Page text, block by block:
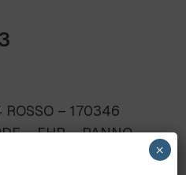
– 170346
– FHP – PANNO
×